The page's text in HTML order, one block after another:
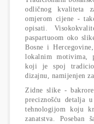
odličnog kvaliteta
omjerom cijene -
opisati.
paspartuoom oko
Bosne i
lokalnim motivima,
koji je spoj
dizajnu, namijenjen
Zidne slike -
preciznošću detalja
tehnologijom koju
zanatstva.